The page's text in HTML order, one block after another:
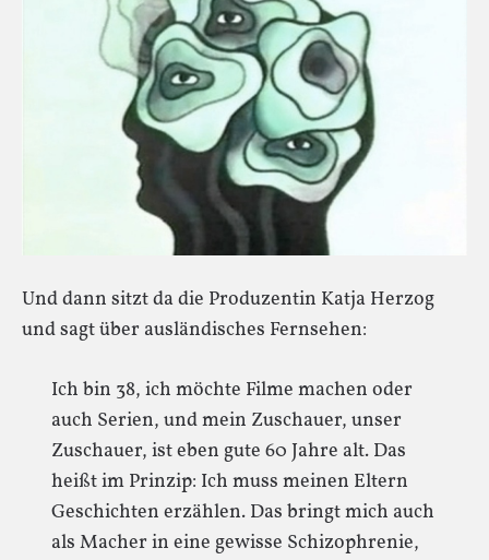
Und dann sitzt da die Produzentin Katja Herzog
und sagt über ausländisches Fernsehen:
Ich bin 38, ich möchte Filme machen oder
auch Serien, und mein Zuschauer, unser
Zuschauer, ist eben gute 60 Jahre alt. Das
heißt im Prinzip: Ich muss meinen Eltern
Geschichten erzählen. Das bringt mich auch
als Macher in eine gewisse Schizophrenie,